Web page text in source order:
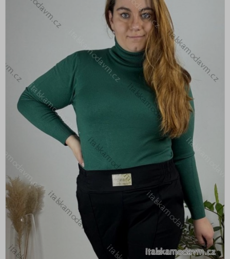
Nadměrné velikosti
Doplňky módy
Extravagantní móda